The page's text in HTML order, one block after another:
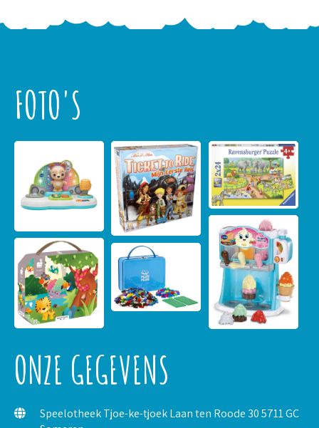
FOTO'S
ONZE GEGEVENS
Speelotheek Tjoe-ke-tjoek Laan ten Roode 30 5711 GC